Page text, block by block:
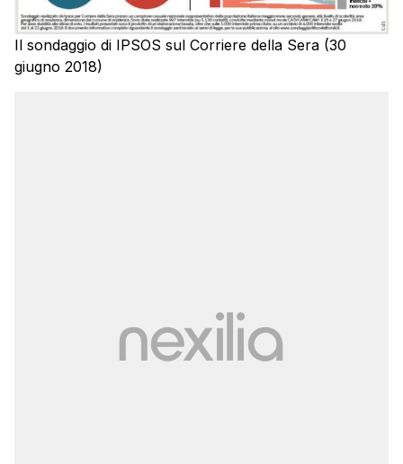
Il sondaggio di IPSOS sul Corriere della Sera (30
giugno 2018)